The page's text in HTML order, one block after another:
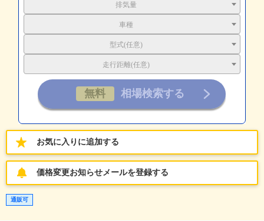
排気量
車種
型式(任意)
走行距離(任意)
お気に入りに追加する
価格変更お知らせメールを登録する
通販可